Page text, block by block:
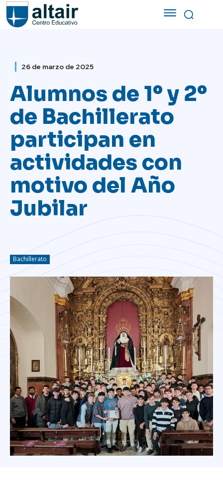
26 de marzo de 2025
Alumnos de 1º y 2º
de Bachillerato
participan en
actividades con
motivo del Año
Jubilar
Bachillerato